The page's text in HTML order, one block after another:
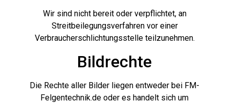
Wir sind nicht bereit oder verpflichtet, an
Streitbeilegungsverfahren vor einer
Verbraucherschlichtungsstelle teilzunehmen.
Bildrechte
Die Rechte aller Bilder liegen entweder bei FM-
Felgentechnik.de oder es handelt sich um